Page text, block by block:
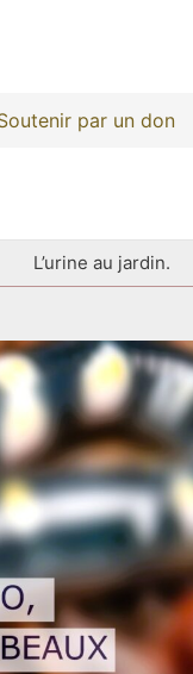
par un don
L’urine au jardin.